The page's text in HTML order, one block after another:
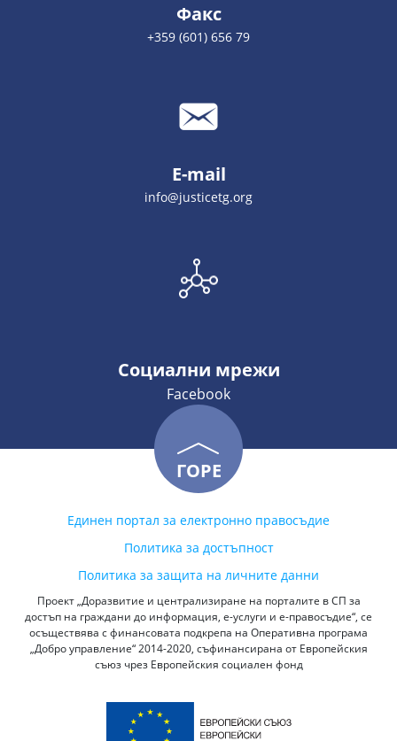
Факс
+359 (601) 656 79
E-mail
info@justicetg.org
Социални мрежи
Facebook
ГОРЕ
Единен портал за електронно правосъдие
Политика за достъпност
Политика за защита на личните данни
Проект „Доразвитие и централизиране на порталите в СП за
достъп на граждани до информация, е-услуги и е-правосъдие“, се
осъществява с финансовата подкрепа на Оперативна програма
„Добро управление“ 2014-2020, съфинансирана от Европейския
съюз чрез Европейския социален фонд